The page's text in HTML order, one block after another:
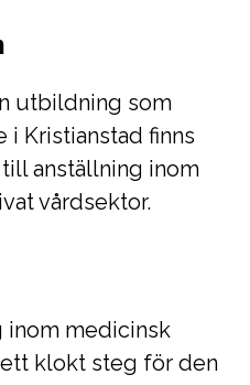
utbildning som
i Kristianstad finns
anställning inom
vårdsektor.
inom medicinsk
klokt steg för den